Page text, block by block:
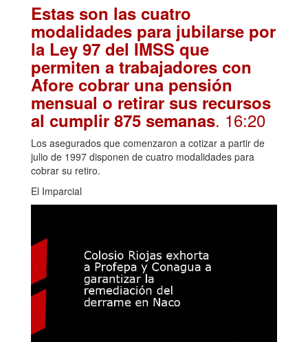
Estas son las cuatro
modalidades para jubilarse por
la Ley 97 del IMSS que
permiten a trabajadores con
Afore cobrar una pensión
mensual o retirar sus recursos
al cumplir 875 semanas. 16:20
Los asegurados que comenzaron a cotizar a partir de
julio de 1997 disponen de cuatro modalidades para
cobrar su retiro.
El Imparcial